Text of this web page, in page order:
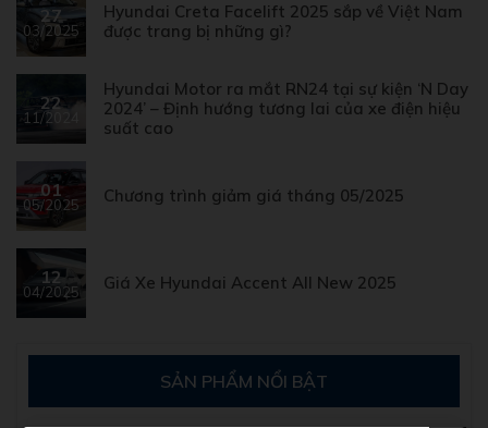
27
03/2025
Hyundai Creta Facelift 2025 sắp về Việt Nam
được trang bị những gì?
22
11/2024
Hyundai Motor ra mắt RN24 tại sự kiện ‘N Day
2024’ – Định hướng tương lai của xe điện hiệu
suất cao
01
05/2025 Chương trình giảm giá tháng 05/2025
12
04/2025 Giá Xe Hyundai Accent All New 2025
SẢN PHẨM NỔI BẬT